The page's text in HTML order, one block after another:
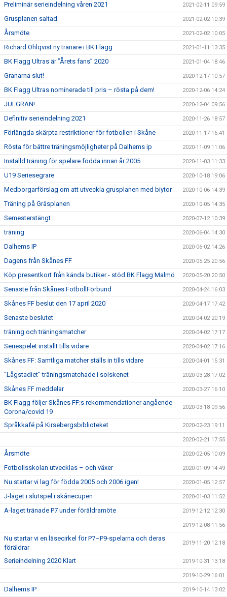
Preliminär serieindelning våren 2021 2021-02-11 09:59
Grusplanen saltad 2021-02-02 10:39
Årsmöte 2021-02-02 10:05
Richard Ohlqvist ny tränare i BK Flagg 2021-01-11 13:35
BK Flagg Ultras är ”Årets fans” 2020 2021-01-04 18:46
Granarna slut! 2020-12-17 10:57
BK Flagg Ultras nominerade till pris – rösta på dem! 2020-12-06 14:24
JULGRAN! 2020-12-04 09:56
Definitiv serieindelning 2021 2020-11-26 18:57
Förlängda skärpta restriktioner för fotbollen i Skåne 2020-11-17 16:41
Rösta för bättre träningsmöjligheter på Dalhems ip 2020-11-09 11:06
Inställd träning för spelare födda innan år 2005 2020-11-03 11:33
U19 Seriesegrare 2020-10-18 19:06
Medborgarförslag om att utveckla grusplanen med biytor 2020-10-06 14:39
Träning på Gräsplanen 2020-10-05 14:35
Semesterstängt 2020-07-12 10:39
träning 2020-06-04 14:30
Dalhems IP 2020-06-02 14:26
Dagens från Skånes FF 2020-05-25 20:56
Köp presentkort från kända butiker - stöd BK Flagg Malmö 2020-05-20 20:50
Senaste från Skånes FotbollFörbund 2020-04-24 16:03
Skånes FF beslut den 17 april 2020 2020-04-17 17:42
Senaste beslutet 2020-04-02 20:19
träning och träningsmatcher 2020-04-02 17:17
Seriespelet inställt tills vidare 2020-04-02 17:16
Skånes FF: Samtliga matcher ställs in tills vidare 2020-04-01 15:31
"Lågstadiet" träningsmatchade i solskenet 2020-03-28 17:02
Skånes FF meddelar 2020-03-27 16:10
BK Flagg följer Skånes FF:s rekommendationer angående
Corona/covid 19
2020-03-18 09:56
Språkkafé på Kirsebergsbiblioteket 2020-02-23 19:11
2020-02-21 17:55
Årsmöte 2020-02-05 10:09
Fotbollsskolan utvecklas – och växer 2020-01-09 14:49
Nu startar vi lag för födda 2005 och 2006 igen! 2020-01-05 12:57
J-laget i slutspel i skånecupen 2020-01-03 11:52
A-laget tränade P7 under föräldramöte 2019-12-12 12:30
2019-12-08 11:56
Nu startar vi en läsecirkel för P7–P9-spelarna och deras
föräldrar
2019-11-20 12:18
Serieindelning 2020 Klart 2019-10-31 13:18
2019-10-29 16:01
Dalhems IP 2019-10-14 13:02